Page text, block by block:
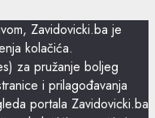
Zavidovicki.ba je
kolačića.
za pružanje boljeg
i prilagođavanja
portala Zavidovicki.ba